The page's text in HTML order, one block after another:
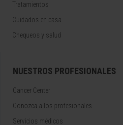
Tratamientos
Cuidados en casa
Chequeos y salud
NUESTROS PROFESIONALES
Cancer Center
Conozca a los profesionales
Servicios médicos